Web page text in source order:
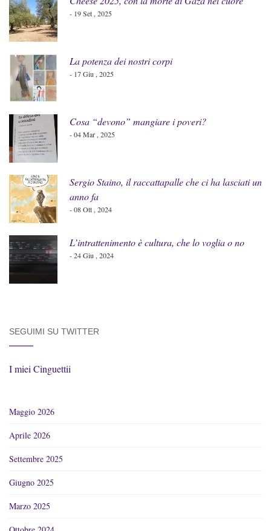
- 19 Set , 2025
La potenza dei nostri corpi
- 17 Giu , 2025
Cosa “devono” mangiare i poveri?
- 04 Mar , 2025
Sergio Staino, il raccattapalle che ci ha lasciati un
anno fa
- 08 Ott , 2024
L’intrattenimento è cultura, che lo voglia o no
- 24 Giu , 2024
SEGUIMI SU TWITTER
I miei Cinguettii
Maggio 2026
Aprile 2026
Settembre 2025
Giugno 2025
Marzo 2025